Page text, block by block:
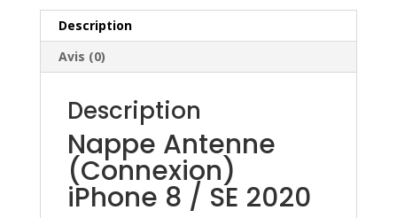
Description
Avis (0)
Description
Nappe Antenne
(Connexion)
iPhone 8 / SE 2020